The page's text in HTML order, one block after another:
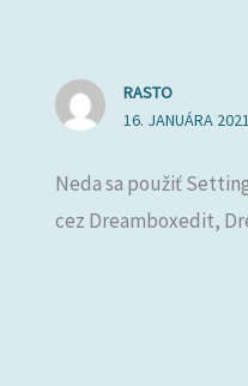
RASTO
16. JANUÁRA
Neda sa použiť
cez Dreamboxedit,